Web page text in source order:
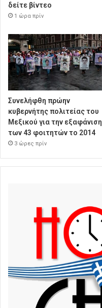
δείτε βίντεο
1 ώρα πρίν
Συνελήφθη πρώην
κυβερνήτης πολιτείας του
Μεξικού για την εξαφάνιση
των 43 φοιτητών το 2014
3 ώρες πρίν